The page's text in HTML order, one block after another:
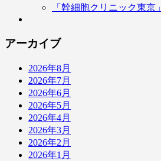
「幹細胞クリニック東京」
アーカイブ
2026年8月
2026年7月
2026年6月
2026年5月
2026年4月
2026年3月
2026年2月
2026年1月